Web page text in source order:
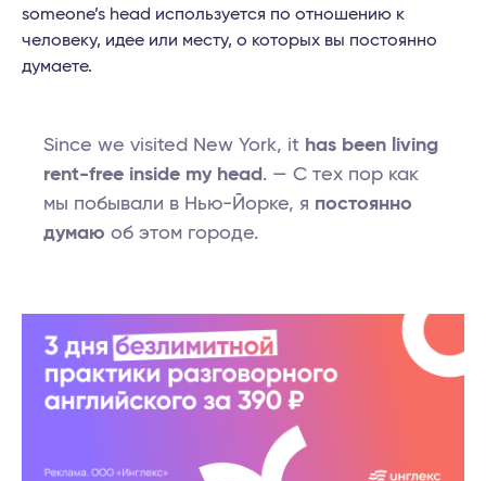
someone’s head используется по отношению к
человеку, идее или месту, о которых вы постоянно
думаете.
Since we visited New York, it has been living
rent-free inside my head . — С тех пор как
мы побывали в Нью-Йорке, я постоянно
думаю об этом городе.